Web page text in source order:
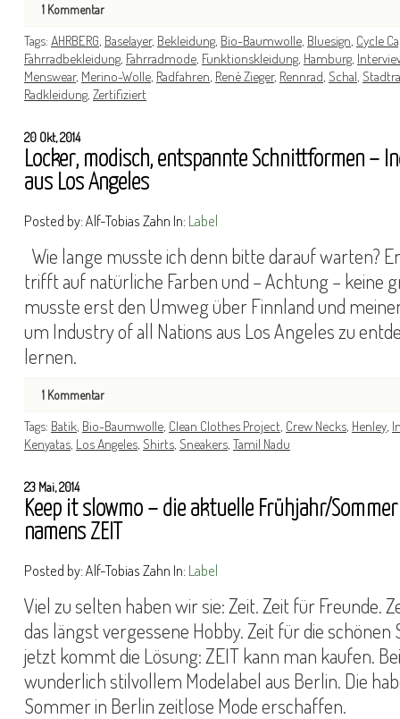
1 Kommentar
Tags: AHRBERG, Baselayer, Bekleidung, Bio-Baumwolle, Bluesign, Cycle
Fahrradbekleidung, Fahrradmode, Funktionskleidung, Hamburg,
Menswear, Merino-Wolle, Radfahren, René Zieger, Rennrad, Schal,
Radkleidung, Zertifiziert
20 Okt, 2014
Locker, modisch, entspannte Schnittformen –
aus Los Angeles
Posted by: Alf-Tobias Zahn In:Label
Wie lange musste ich denn bitte darauf warten?
trifft auf natürliche Farben und – Achtung – keine
musste erst den Umweg über Finnland und
um Industry of all Nations aus Los Angeles zu
lernen.
1 Kommentar
Tags: Batik, Bio-Baumwolle, Clean Clothes Project, Crew Necks, Henley,
Kenyatas, Los Angeles, Shirts, Sneakers, Tamil Nadu
23 Mai, 2014
Keep it slowmo – die aktuelle Frühjahr/
namens ZEIT
Posted by: Alf-Tobias Zahn In:Label
Viel zu selten haben wir sie: Zeit. Zeit für Freunde.
das längst vergessene Hobby. Zeit für die schönen
jetzt kommt die Lösung: ZEIT kann man kaufen.
wunderlich stilvollem Modelabel aus Berlin. Die
Sommer in Berlin zeitlose Mode erschaffen.